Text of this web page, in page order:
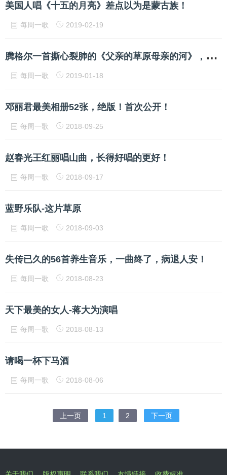
美国人唱《十五的月亮》差点以为是蒙古族！
每周一歌 2019-02-19
腾
格尔一首撕心裂肺的《父亲的草原母亲的河》，唱的观众潸然泪下
每周一歌 2019-01-18
邓丽君最美相册52张，绝版！首次公开！
每周一歌 2018-09-25
赵春光王红丽唱山曲，长得好唱的更好！
每周一歌 2018-09-17
蓝野乐队-这片草原
每周一歌 2018-09-03
失传已久的56首养生音乐，一曲终了，病退人安！
每周一歌 2018-08-23
天下最美的女人-蒋大为演唱
每周一歌 2018-08-13
请喝一杯下马酒
每周一歌 2018-08-06
上一页 1 2 下一页